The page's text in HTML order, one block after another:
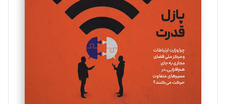
یسنا امان‌پور
تحریریه
ملینا جعفری
تحریریه